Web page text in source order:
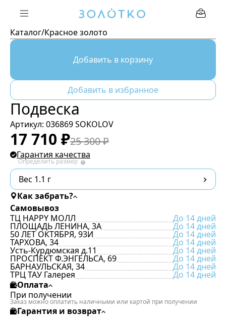
Каталог/Красное золото
Подвеска
Артикул: 036869 SOKOLOV
17 710 ₽25 300₽
Гарантия качества
Вес 1.1 г
Определить размер
Добавить в корзину
Добавить в избранное
Как забрать?
Самовывоз
ТЦ HAPPY МОЛЛ
До 14 дней
ПЛОЩАДЬ ЛЕНИНА, 3А До 14 дней
50 ЛЕТ ОКТЯБРЯ, 93И До 14 дней
ТАРХОВА, 34 До 14 дней
Усть-Курдюмская д.11 До 14 дней
ПРОСПЕКТ Ф.ЭНГЕЛЬСА, 69 До 14 дней
БАРНАУЛЬСКАЯ, 34 До 14 дней
ТРЦ ТАУ Галерея
До 14 дней
Оплата
При получении
Заказ можно оплатить наличными или картой при получении
Гарантия и возврат